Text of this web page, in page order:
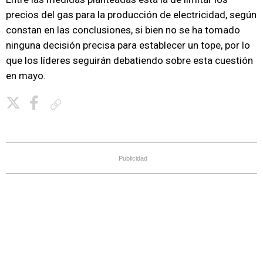
precios del gas para la producción de electricidad, según
constan en las conclusiones, si bien no se ha tomado
ninguna decisión precisa para establecer un tope, por lo
que los líderes seguirán debatiendo sobre esta cuestión
en mayo.
Publicidad